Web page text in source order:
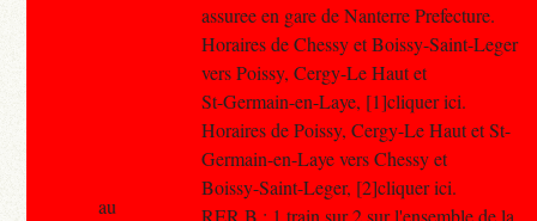
assuree en gare de Nanterre Prefecture.
Horaires de Chessy et Boissy-Saint-Leger
vers Poissy, Cergy-Le Haut et
St-Germain-en-Laye, [1]cliquer ici.
Horaires de Poissy, Cergy-Le Haut et St-
Germain-en-Laye vers Chessy et
Boissy-Saint-Leger, [2]cliquer ici.
RER B : 1 train sur 2 sur l'ensemble de la
au